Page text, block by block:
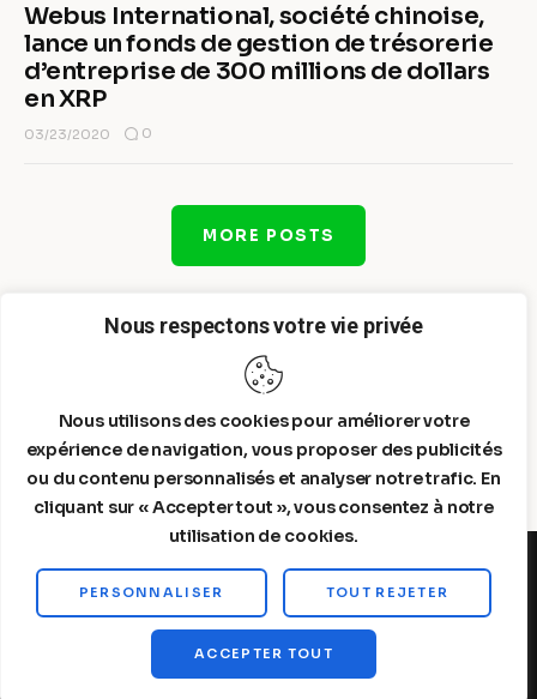
Nous respectons votre vie privée
Nous utilisons des cookies pour améliorer votre
expérience de navigation, vous proposer des publicités
ou du contenu personnalisés et analyser notre trafic. En
cliquant sur « Accepter tout », vous consentez à notre
utilisation de cookies.
PERSONNALISER TOUT REJETER
ACCEPTER TOUT
Webus International, société chinoise,
lance un fonds de gestion de trésorerie
d’entreprise de 300 millions de dollars
en XRP
03/23/2020 0
MORE POSTS
Steelldy© 2026. All Rights Reserved.